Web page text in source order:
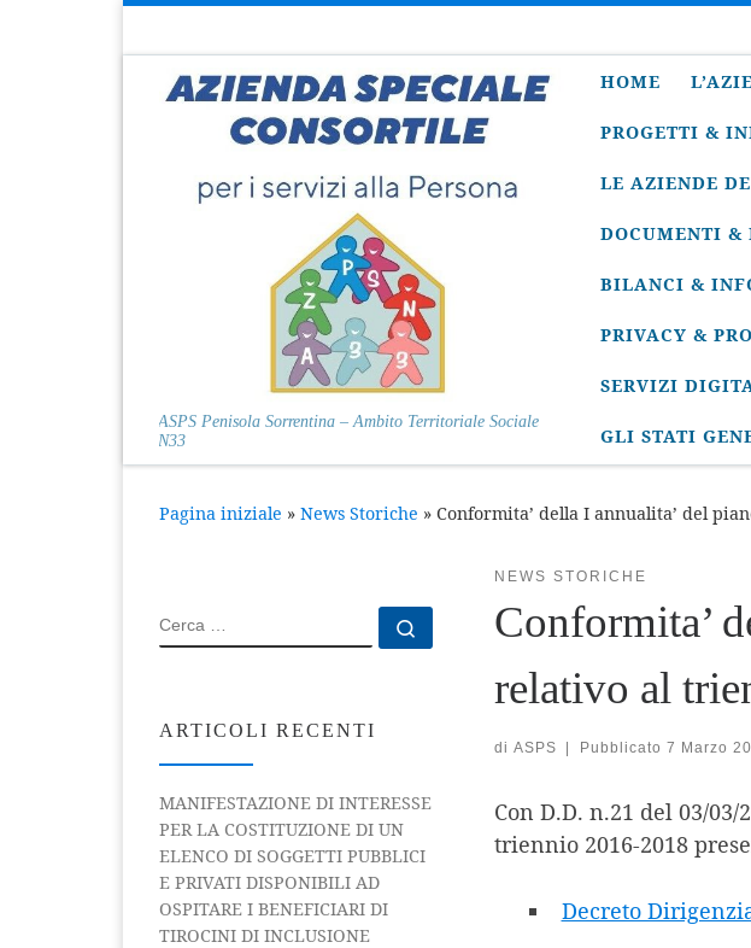
ASPS Penisola Sorrentina – Ambito Territoriale Sociale
N33
HOME
PROGETTI &
LE AZIENDE
DOCUMENTI &
BILANCI &
PRIVACY &
SERVIZI
GLI STATI
Pagina iniziale » News Storiche » Conformita’ della I annualita’ del
NEWS STORICHE
Conformita’
relativo al
di ASPS | Pubblicato7 Marzo
Con D.D. n.21 del 03/
triennio 2016-2018
Decreto
CERCA Cerca …
ARTICOLI RECENTI
MANIFESTAZIONE DI INTERESSE
PER LA COSTITUZIONE DI UN
ELENCO DI SOGGETTI PUBBLICI
E PRIVATI DISPONIBILI AD
OSPITARE I BENEFICIARI DI
TIROCINI DI INCLUSIONE